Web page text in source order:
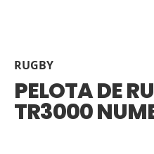
RUGBY
PELOTA DE
TR3000